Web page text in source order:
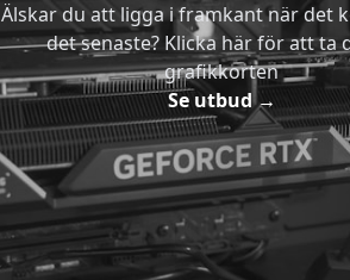
Älskar du att ligga i framkant när det
det senaste? Klicka här för att ta
grafikkorten
Se utbud→